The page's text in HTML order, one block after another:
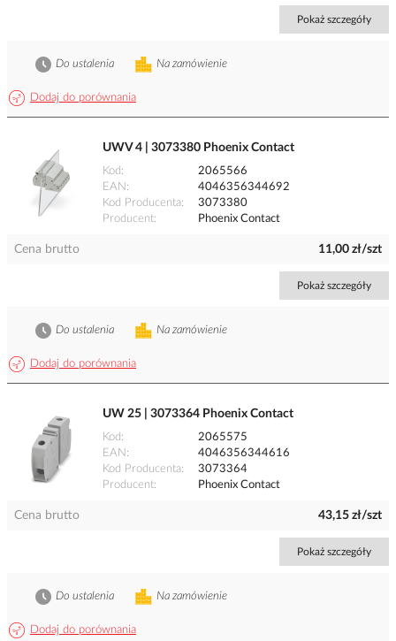
Pokaż szczegóły
Dodaj do porównania
Na zamówienie
Do ustalenia
UWV 4 | 3073380 Phoenix Contact
Kod
2065566
EAN
4046356344692
Kod Producenta
3073380
Producent
Phoenix Contact
Cena brutto 11,00 zł/szt
Pokaż szczegóły
Dodaj do porównania
Na zamówienie
Do ustalenia
UW 25 | 3073364 Phoenix Contact
Kod
2065575
EAN
4046356344616
Kod Producenta
3073364
Producent
Phoenix Contact
Cena brutto 43,15 zł/szt
Pokaż szczegóły
Dodaj do porównania
Na zamówienie
Do ustalenia